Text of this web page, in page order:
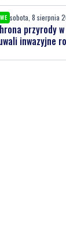
sobota, 8 sierpnia
przyrody
inwazyjne